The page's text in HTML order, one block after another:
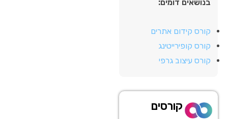
בנושאים דומים:
קורס קידום אתרים
קורס קופירייטינג
קורס עיצוב גרפי
קורסים